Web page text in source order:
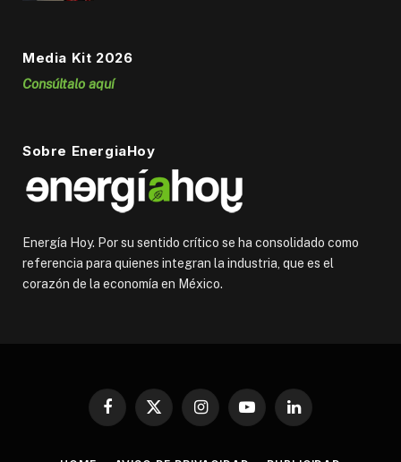
Media Kit 2026
Consúltalo aquí
Sobre EnergiaHoy
Energía Hoy. Por su sentido crítico se ha consolidado como
referencia para quienes integran la industria, que es el
corazón de la economía en México.
Facebook
X
InstagramYouTubeLinkedIn